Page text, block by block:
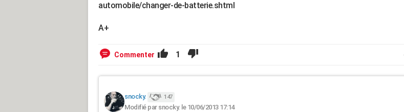
automobile/changer-de-batterie.shtml
A+
Commenter 1
snocky. 147
Modifié par snocky. le 10/06/2013 17:14